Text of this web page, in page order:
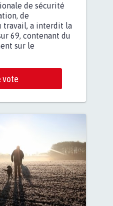
de sécurité
de
travail, a interdit la
69, contenant du
sur le
vote